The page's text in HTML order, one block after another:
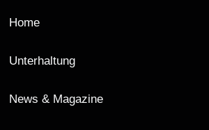
Home
Unterhaltung
News & Magazine